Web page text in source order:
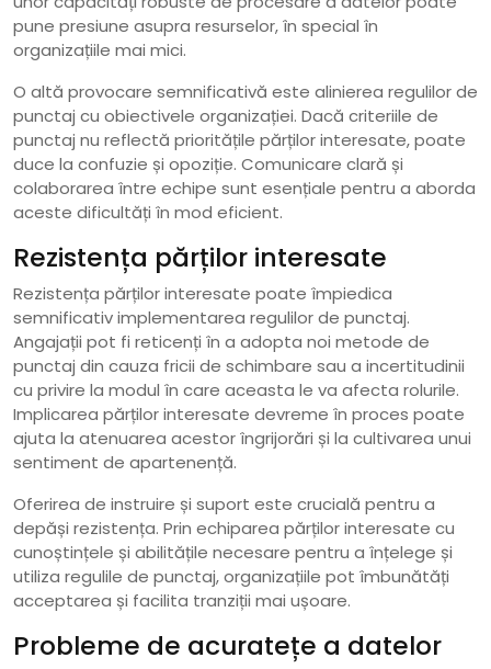
pune presiune asupra resurselor, în special în
organizațiile mai mici.
O altă provocare semnificativă este alinierea regulilor de
punctaj cu obiectivele organizației. Dacă criteriile de
punctaj nu reflectă prioritățile părților interesate, poate
duce la confuzie și opoziție. Comunicare clară și
colaborarea între echipe sunt esențiale pentru a aborda
aceste dificultăți în mod eficient.
Rezistența părților interesate
Rezistența părților interesate poate împiedica
semnificativ implementarea regulilor de punctaj.
Angajații pot fi reticenți în a adopta noi metode de
punctaj din cauza fricii de schimbare sau a incertitudinii
cu privire la modul în care aceasta le va afecta rolurile.
Implicarea părților interesate devreme în proces poate
ajuta la atenuarea acestor îngrijorări și la cultivarea unui
sentiment de apartenență.
Oferirea de instruire și suport este crucială pentru a
depăși rezistența. Prin echiparea părților interesate cu
cunoștințele și abilitățile necesare pentru a înțelege și
utiliza regulile de punctaj, organizațiile pot îmbunătăți
acceptarea și facilita tranziții mai ușoare.
Probleme de acuratețe a datelor